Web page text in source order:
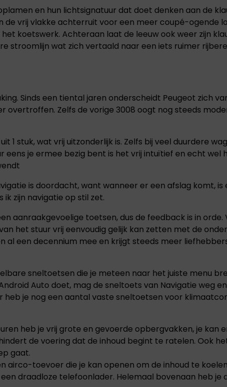
comfort en
onderscheidend
design.
een verfijnde stijl.
de Parijse haute
couture en
geavanceerde
OPEL
om zijn combinatie
van innovatie,
betrouwbaarheid en
Technologie,
rijplezier en
duurzaamheid voor
iedereen.
PEUGEOT
bekend om zijn
stijlvolle auto's,
focus op
duurzaamheid en
rijplezier.
en hun lichtsignatuur dat doet denken aan de
de vrij vlakke achterruit voor een meer coupé-ogende
koetswerk. Achteraan laat de leeuw ook weer zijn
stroomlijn wat zich vertaald naar een iets ruimer
Sinds een tiental jaren onderscheidt Peugeot zich
overtroffen. Zelfs de vorige 3008 oogt nog steeds
1 stuk, wat vrij uitzonderlijk is. Zelfs bij veel duurdere
je ermee bezig bent is het vrij intuïtief en echt wel
is doordacht, want wanneer er een afslag komt,
zijn navigatie op stil zet.
aanraakgevoelige toetsen, dus de feedback is in orde.
het stuur vrij eenvoudig gelijk kan zetten met de
al een decennium mee en krijgt steeds meer
sneltoetsen die je meteen naar het juiste menu
Auto doet, mag de sneltoets van Navigatie weg
heb je nog een aantal vaste sneltoetsen voor
heb je vrij grote en gevoerde opbergvakken, je kan
de voering dat de inhoud begint te ratelen. Ook
gaat.
airco-toevoer die je kan openen om de inhoud te
draadloze telefoonlader. Helemaal bovenaan heb je